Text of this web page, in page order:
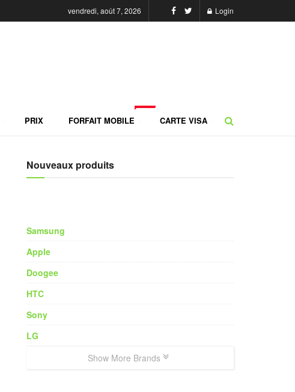
vendredi, août 7, 2026 Login
PRIX FORFAIT MOBILE CARTE VISA
Nouveaux produits
Samsung
Apple
Doogee
HTC
Sony
LG
Show More Brands